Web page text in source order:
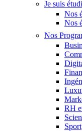
Je suis
Nos
Nos
Nos
RH
Sport